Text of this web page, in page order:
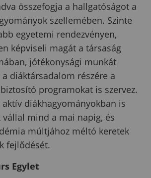
összefogja a hallgatóságot a
szellemében. Szinte
egyetemi rendezvényen,
képviseli magát a társaság
jótékonysági munkát
diáktársadalom részére a
programokat is szervez.
aktív diákhagyományokban is
mind a mai napig, és
múltjához méltó keretek
fejlődését.
Egylet